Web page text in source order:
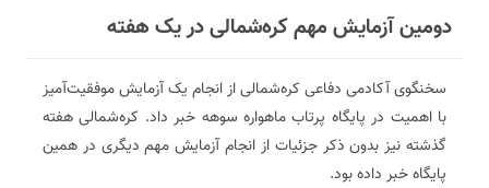
دومین آزمایش مهم کره‌شمالی در یک هفته
سخنگوی آکادمی دفاعی کره‌شمالی از انجام یک آزمایش موفقیت‌آمیز
با اهمیت در پایگاه پرتاب ماهواره سوهه خبر داد. کره‌شمالی هفته
گذشته نیز بدون ذکر جزئیات از انجام آزمایش مهم دیگری در همین
پایگاه خبر داده بود.